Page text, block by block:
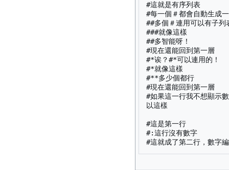
#這就是有序列表
#每一個＃都會自動生成
##多個＃連用可以有子列
###就像這樣
##多智能呀！
#現在還能回到第一層
#*诶？#*可以連用的！
#*就像這樣
#**多少個都行
#現在還能回到第一層
#如果這一行我不想顯示
以這樣
#這是第一行
#:這行沒有數字
#這就成了第二行，數字